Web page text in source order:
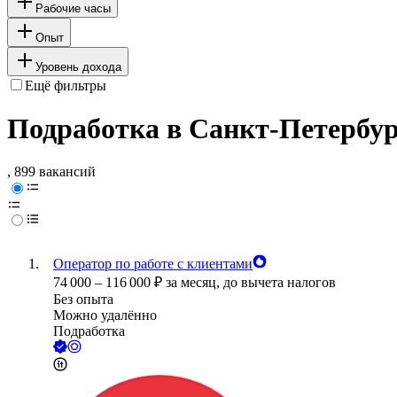
Рабочие часы
Опыт
Уровень дохода
Ещё фильтры
Подработка в Санкт-
, 899 вакансий
Оператор по работе с клиентами
74 000 – 116 000 ₽ за месяц, до вычета налогов
Без опыта
Можно удалённо
Подработка